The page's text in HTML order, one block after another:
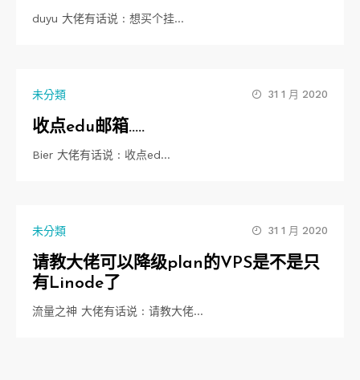
duyu 大佬有话说 : 想买个挂…
未分類 31 1 月 2020
收点edu邮箱…..
Bier 大佬有话说 : 收点ed…
未分類 31 1 月 2020
请教大佬可以降级plan的VPS是不是只
有Linode了
流量之神 大佬有话说 : 请教大佬…